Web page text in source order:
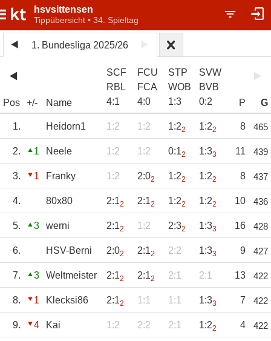
hsvsittensen
Tippübersicht • 34. Spieltag
1. Bundesliga 2025/26
Pos +/- Name
SCF
RBL
4:1
FCU
FCA
4:0
STP
WOB
1:3
SVW
BVB
0:2 P G
1. Heidorn1 1:2 1:2 1:22 1:22 8 465
2. 1 Neele 1:2 1:2 0:12 1:33 11 439
3. 1 Franky 1:2 2:02 1:22 1:22 8 437
4. 80x80 2:12 2:12 1:22 1:22 10 436
5. 3 werni 2:12 1:2 2:32 1:33 16 428
6. HSV-Berni 2:02 2:12 2:2 1:33 9 427
7. 3 Weltmeister 2:12 2:12 2:1 2:1 13 422
8. 1 Klecksi86 2:12 1:1 1:1 1:33 7 422
9. 4 Kai 1:2 2:2 2:1 1:22 4 422